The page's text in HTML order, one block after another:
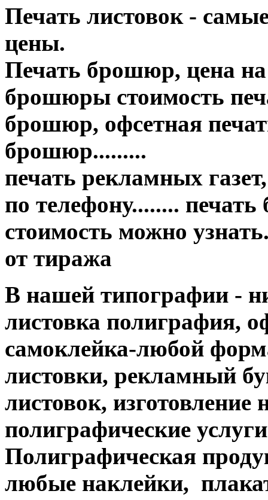
Печать листовок -
цены.
Печать брошюр, цена
брошюры стоимость
брошюр, офсетная
брошюр.........
печать рекламных
по телефону........
стоимость можно
от тиража
В нашей типографии -
листовка полиграфия,
самоклейка-любой
листовки, рекламный
листовок,
полиграфические
Полиграфическая
любые наклейки,